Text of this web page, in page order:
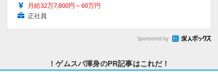
月給32万7,800円～60万円
正社員
Sponsored by
！ゲムスパ渾身のPR記事はこれだ！